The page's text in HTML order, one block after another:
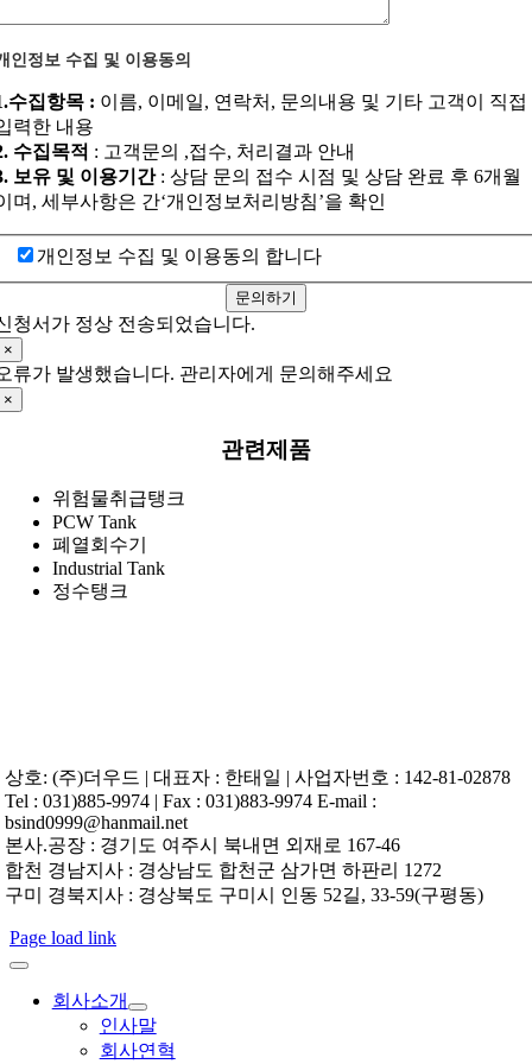
인정보 수집 및 이용동의
수집항목 : 이름, 이메일, 연락처, 문의내용 및 기타 고객이 직접
력한 내용
수집목적 : 고객문의 ,접수, 처리결과 안내
보유 및 이용기간: 상담 문의 접수 시점 및 상담 완료 후 6개월
며, 세부사항은 간‘개인정보처리방침’을 확인
개인정보 수집 및 이용동의 합니다
문의하기
청서가 정상 전송되었습니다.
×
류가 발생했습니다. 관리자에게 문의해주세요
×
관련제품
위험물취급탱크
PCW Tank
폐열회수기
Industrial Tank
정수탱크
상호: (주)더우드 | 대표자 : 한태일 | 사업자번호 : 142-81-02878
Tel : 031)885-9974 | Fax : 031)883-9974 E-mail :
bsind0999@hanmail.net
본사.공장 : 경기도 여주시 북내면 외재로 167-46
합천 경남지사 : 경상남도 합천군 삼가면 하판리 1272
구미 경북지사 : 경상북도 구미시 인동 52길, 33-59(구평동)
Page load link
회사소개
인사말
회사연혁